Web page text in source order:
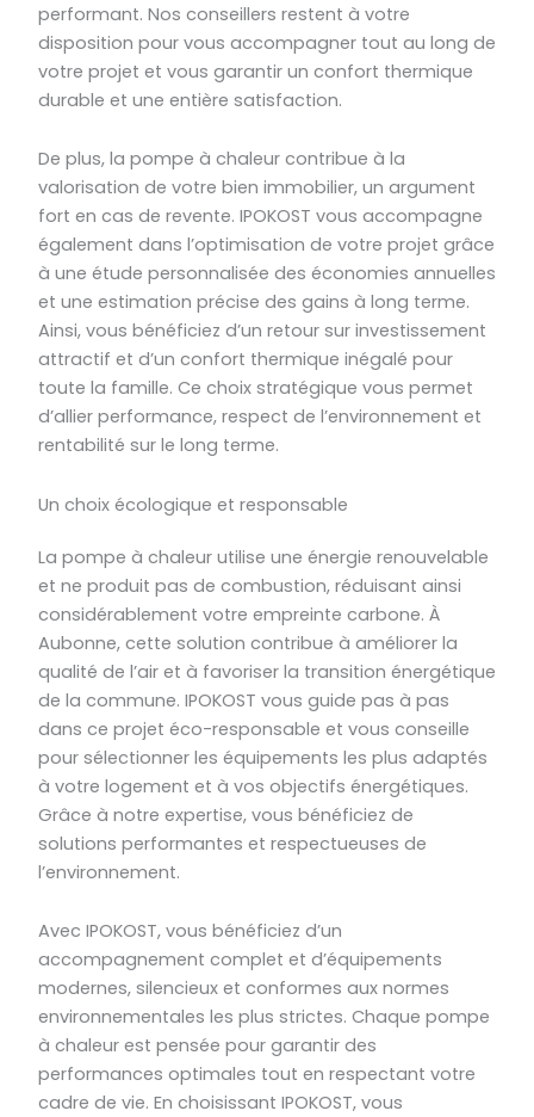
performant. Nos conseillers restent à votre
disposition pour vous accompagner tout au long de
votre projet et vous garantir un confort thermique
durable et une entière satisfaction.
De plus, la pompe à chaleur contribue à la
valorisation de votre bien immobilier, un argument
fort en cas de revente. IPOKOST vous accompagne
également dans l’optimisation de votre projet grâce
à une étude personnalisée des économies annuelles
et une estimation précise des gains à long terme.
Ainsi, vous bénéficiez d’un retour sur investissement
attractif et d’un confort thermique inégalé pour
toute la famille. Ce choix stratégique vous permet
d’allier performance, respect de l’environnement et
rentabilité sur le long terme.
Un choix écologique et responsable
La pompe à chaleur utilise une énergie renouvelable
et ne produit pas de combustion, réduisant ainsi
considérablement votre empreinte carbone. À
Aubonne, cette solution contribue à améliorer la
qualité de l’air et à favoriser la transition énergétique
de la commune. IPOKOST vous guide pas à pas
dans ce projet éco-responsable et vous conseille
pour sélectionner les équipements les plus adaptés
à votre logement et à vos objectifs énergétiques.
Grâce à notre expertise, vous bénéficiez de
solutions performantes et respectueuses de
l’environnement.
Avec IPOKOST, vous bénéficiez d’un
accompagnement complet et d’équipements
modernes, silencieux et conformes aux normes
environnementales les plus strictes. Chaque pompe
à chaleur est pensée pour garantir des
performances optimales tout en respectant votre
cadre de vie. En choisissant IPOKOST, vous